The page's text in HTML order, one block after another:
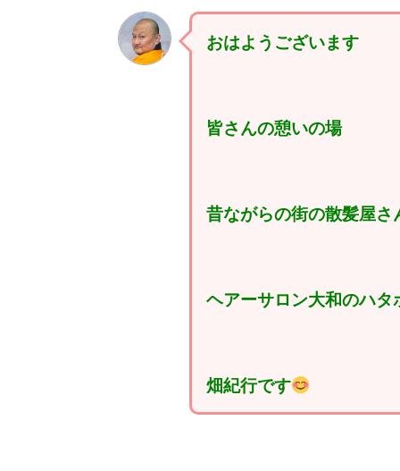
おはようございます
皆さんの憩いの場
昔ながらの街の散髪屋さ
ヘアーサロン大和のハタ
畑紀行です